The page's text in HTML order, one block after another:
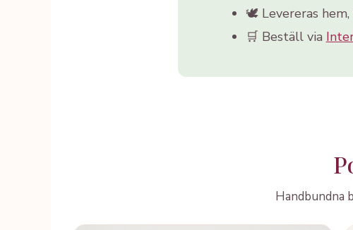
🕊️ Levereras
🛒 Beställ via
Handbundna